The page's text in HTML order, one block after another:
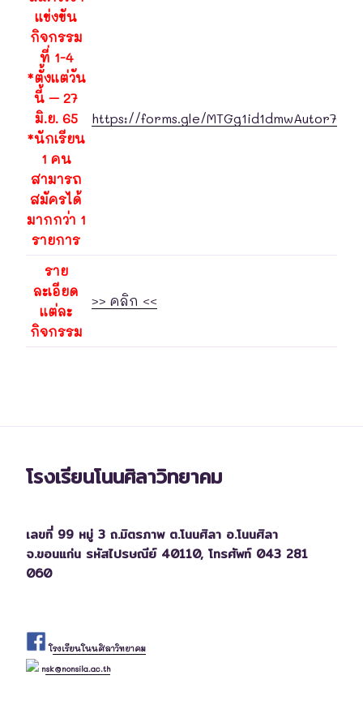
แข่งขัน
กิจกรรม
ที่ 1-4
*ตั้งแต่วัน
นี้ – 27
มิ.ย. 65
*นักเรียน
1 คน
สามารถ
สมัครได้
มากกว่า 1
รายการ
https://forms.gle/MTGg1id1dmwAutor7
ราย
ละเอียด
แต่ละ
กิจกรรม
>> คลิก <<
โรงเรียนโนนศิลาวิทยาคม
เลขที่ 99 หมู่ 3 ถ.มิตรภาพ ต.โนนศิลา อ.โนนศิลา
จ.ขอนแก่น รหัสไปรษณีย์ 40110, โทรศัพท์ 043 281
060
โรงเรียนโนนศิลาวิทยาคม
nsk@nonsila.ac.th